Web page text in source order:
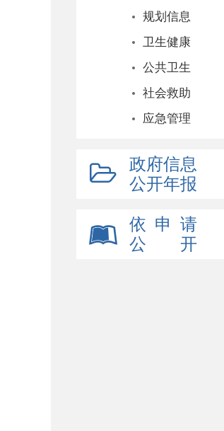
规划信息
卫生健康
公共卫生
社会救助
应急管理
政府信息
公开年报
依 申 请
公 开